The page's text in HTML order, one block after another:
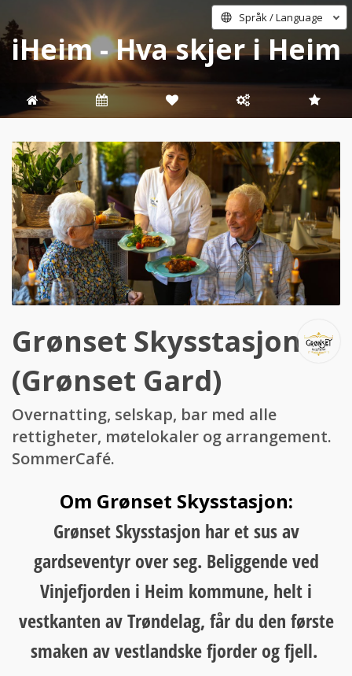
Språk / Language
iHeim - Hva skjer i Heim
Grønset Skysstasjon
(Grønset Gard)
Overnatting, selskap, bar med alle
rettigheter, møtelokaler og arrangement.
SommerCafé.
Om Grønset Skysstasjon:
Grønset Skysstasjon har et sus av
gardseventyr over seg. Beliggende ved
Vinjefjorden i Heim kommune, helt i
vestkanten av Trøndelag, får du den første
smaken av vestlandske fjorder og fjell.